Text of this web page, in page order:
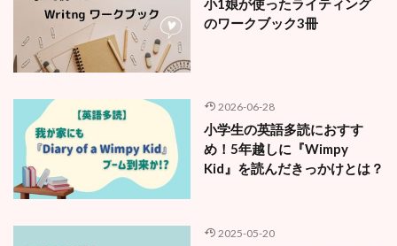
小1娘が使ったライティング
のワークブック3冊
2026-06-28
小学生の英語多読におすす
め！5年越しに『Wimpy
Kid』を読んだきっかけとは？
2025-05-20